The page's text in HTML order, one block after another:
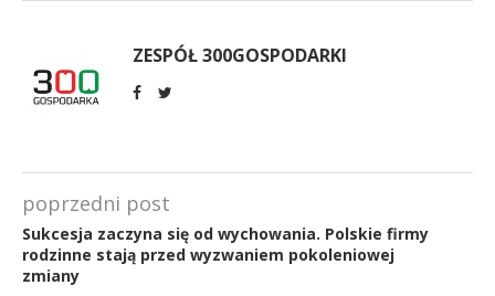
ZESPÓŁ 300GOSPODARKI
poprzedni post
Sukcesja zaczyna się od wychowania. Polskie firmy
rodzinne stają przed wyzwaniem pokoleniowej
zmiany